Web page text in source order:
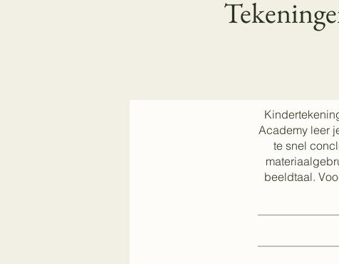
Academy leer
te snel
beeldtaal.